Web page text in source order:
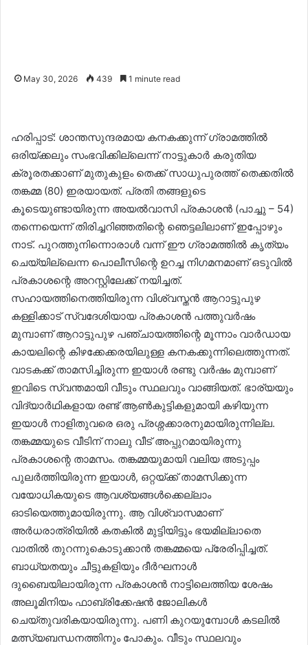
May 30, 2026 439 1 minute read
ഹരിപ്പാട്: ശാന്തസുന്ദരമായ കനകക്കുന്ന് ഗ്രാമത്തിൽ
ഒരിയ്ക്കലും സംഭവിക്കില്ലെന്ന് നാട്ടുകാർ കരുതിയ
ക്രൂരതക്കാണ് മുതുകുളം തെക്ക് സാധുപുരത്ത് തെക്കതിൽ
തങ്കമ്മ (80) ഇരയായത്. പ്രതി തങ്ങളുടെ
കൂടെയുണ്ടായിരുന്ന അയൽവാസി പ്രകാശൻ (പാച്ചു – 54)
തന്നെയെന്ന് തിരിച്ചറിഞ്ഞതിന്റെ ഞെട്ടലിലാണ് ഇപ്പോഴും
നാട്. പുറത്തുനിന്നൊരാൾ വന്ന് ഈ ഗ്രാമത്തിൽ കൃത്യം
ചെയ്യില്ലെന്ന പൊലീസിന്റെ ഉറച്ച നിഗമനമാണ് ഒടുവിൽ
പ്രകാശന്റെ അറസ്റ്റിലേക്ക് നയിച്ചത്.
സഹായത്തിനെത്തിയിരുന്ന വിശ്വസ്തൻ ആറാട്ടുപുഴ
കള്ളിക്കാട് സ്വദേശിയായ പ്രകാശൻ പത്തുവർഷം
മുമ്പാണ് ആറാട്ടുപുഴ പഞ്ചായത്തിന്റെ മൂന്നാം വാർഡായ
കായലിന്റെ കിഴക്കേക്കരയിലുള്ള കനകക്കുന്നിലെത്തുന്നത്.
വാടകക്ക് താമസിച്ചിരുന്ന ഇയാൾ രണ്ടു വർഷം മുമ്പാണ്
ഇവിടെ സ്വന്തമായി വീടും സ്ഥലവും വാങ്ങിയത്. ഭാര്യയും
വിദ്യാർഥികളായ രണ്ട് ആൺകുട്ടികളുമായി കഴിയുന്ന
ഇയാൾ നാളിതുവരെ ഒരു പ്രശ്നക്കാരനുമായിരുന്നില്ല.
തങ്കമ്മയുടെ വീടിന് നാലു വീട് അപ്പുറമായിരുന്നു
പ്രകാശന്റെ താമസം. തങ്കമ്മയുമായി വലിയ അടുപ്പം
പുലർത്തിയിരുന്ന ഇയാൾ, ഒറ്റയ്ക്ക് താമസിക്കുന്ന
വയോധികയുടെ ആവശ്യങ്ങൾക്കെല്ലാം
ഓടിയെത്തുമായിരുന്നു. ആ വിശ്വാസമാണ്
അർധരാത്രിയിൽ കതകിൽ മുട്ടിയിട്ടും ഭയമില്ലാതെ
വാതിൽ തുറന്നുകൊടുക്കാൻ തങ്കമ്മയെ പ്രേരിപ്പിച്ചത്.
ബാധ്യതയും ചീട്ടുകളിയും ദീർഘനാൾ
ദുബൈയിലായിരുന്ന പ്രകാശൻ നാട്ടിലെത്തിയ ശേഷം
അലൂമിനിയം ഫാബ്രിക്കേഷൻ ജോലികൾ
ചെയ്തുവരികയായിരുന്നു. പണി കുറയുമ്പോൾ കടലിൽ
മത്സ്യബന്ധനത്തിനും പോകും. വീടും സ്ഥലവും